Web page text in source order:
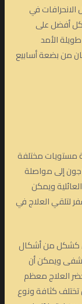
الانحرافات في
أفضل على
الأمد
من بضعة أسابيع
مستويات مختلفة
إلى مواصلة
ويمكن
لتلقي العلاج في
كشكل من أشكال
ويمكن أن
العلاج معظم
كثافة ونوع